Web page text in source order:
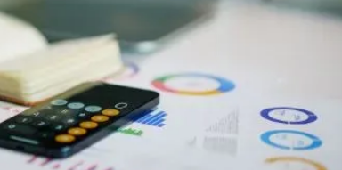
Kakkoii
Mulai Rp